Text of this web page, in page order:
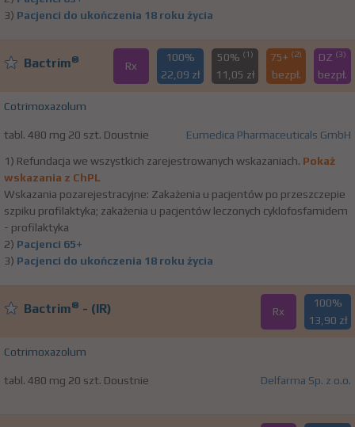
3) Pacjenci do ukończenia 18 roku życia
Bactrim® Rx
100%
22,09 zł
50% (1)
11,05 zł
75+ (2)
bezpł.
DZ (3)
bezpł.
Cotrimoxazolum
tabl. 480 mg 20 szt. Doustnie Eumedica Pharmaceuticals GmbH
1) Refundacja we wszystkich zarejestrowanych wskazaniach. Pokaż
wskazania z ChPL
Wskazania pozarejestracyjne: Zakażenia u pacjentów po przeszczepie
szpiku profilaktyka; zakażenia u pacjentów leczonych cyklofosfamidem
- profilaktyka
2) Pacjenci 65+
3) Pacjenci do ukończenia 18 roku życia
Bactrim® - (IR) Rx
100%
13,90 zł
Cotrimoxazolum
tabl. 480 mg 20 szt. Doustnie Delfarma Sp. z o.o.